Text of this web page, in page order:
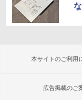
本サイトのご利用
広告掲載のご